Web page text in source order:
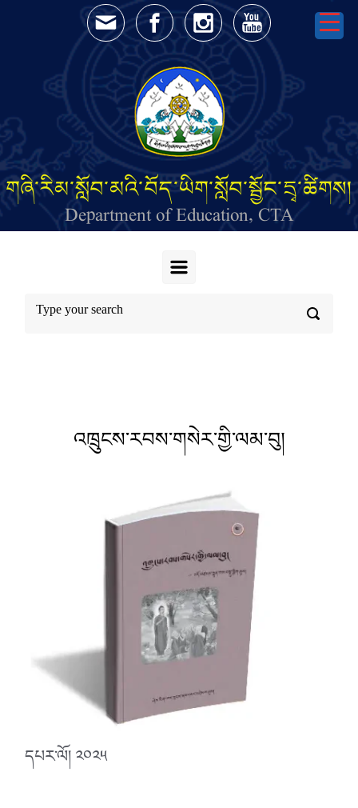
Skip to main content
གཞི་རིམ་སློབ་མའི་བོད་ཡིག་སློབ་སྦྱོང་དྲྭ་ཚིགས།
Department of Education, CTA
འཁྲུངས་རབས་གསེར་གྱི་ལམ་བུ།
དཔར་ལོ། ༢༠༢༥